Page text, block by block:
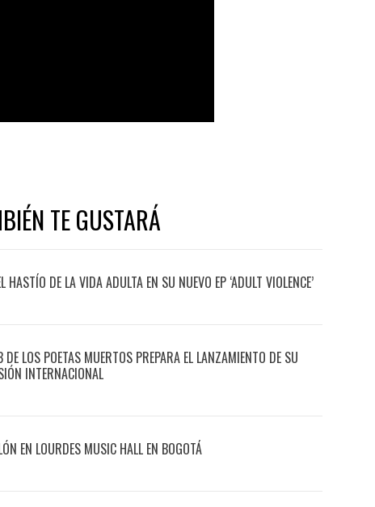
TE GUSTARÁ
DE LA VIDA ADULTA EN SU NUEVO EP ‘ADULT VIOLENCE’
LOS POETAS MUERTOS PREPARA EL LANZAMIENTO DE SU
INTERNACIONAL
EN LOURDES MUSIC HALL EN BOGOTÁ